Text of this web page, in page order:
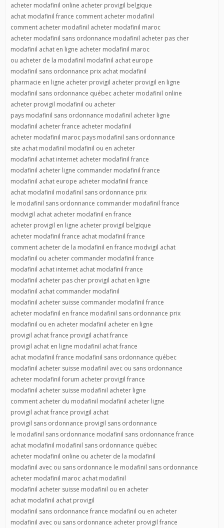
acheter modafinil online acheter provigil belgique
achat modafinil france comment acheter modafinil
comment acheter modafinil acheter modafinil maroc
acheter modafinil sans ordonnance modafinil acheter pas cher
modafinil achat en ligne acheter modafinil maroc
ou acheter de la modafinil modafinil achat europe
modafinil sans ordonnance prix achat modafinil
pharmacie en ligne acheter provigil acheter provigil en ligne
modafinil sans ordonnance québec acheter modafinil online
acheter provigil modafinil ou acheter
pays modafinil sans ordonnance modafinil acheter ligne
modafinil acheter france acheter modafinil
acheter modafinil maroc pays modafinil sans ordonnance
site achat modafinil modafinil ou en acheter
modafinil achat internet acheter modafinil france
modafinil acheter ligne commander modafinil france
modafinil achat europe acheter modafinil france
achat modafinil modafinil sans ordonnance prix
le modafinil sans ordonnance commander modafinil france
modvigil achat acheter modafinil en france
acheter provigil en ligne acheter provigil belgique
acheter modafinil france achat modafinil france
comment acheter de la modafinil en france modvigil achat
modafinil ou acheter commander modafinil france
modafinil achat internet achat modafinil france
modafinil acheter pas cher provigil achat en ligne
modafinil achat commander modafinil
modafinil acheter suisse commander modafinil france
acheter modafinil en france modafinil sans ordonnance prix
modafinil ou en acheter modafinil acheter en ligne
provigil achat france provigil achat france
provigil achat en ligne modafinil achat france
achat modafinil france modafinil sans ordonnance québec
modafinil acheter suisse modafinil avec ou sans ordonnance
acheter modafinil forum acheter provigil france
modafinil acheter suisse modafinil acheter ligne
comment acheter du modafinil modafinil acheter ligne
provigil achat france provigil achat
provigil sans ordonnance provigil sans ordonnance
le modafinil sans ordonnance modafinil sans ordonnance france
achat modafinil modafinil sans ordonnance québec
acheter modafinil online ou acheter de la modafinil
modafinil avec ou sans ordonnance le modafinil sans ordonnance
acheter modafinil maroc achat modafinil
modafinil acheter suisse modafinil ou en acheter
achat modafinil achat provigil
modafinil sans ordonnance france modafinil ou en acheter
modafinil avec ou sans ordonnance acheter provigil france